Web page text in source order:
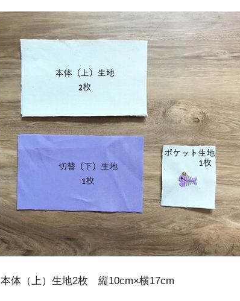
本体（上）生地2枚 縦10cm×横17cm